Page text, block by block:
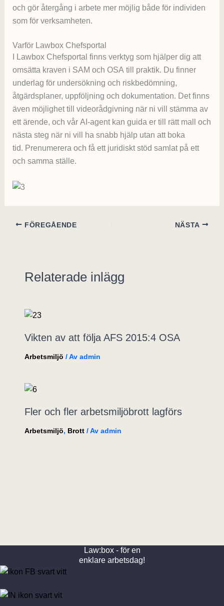
och gör återgång i arbete mer möjlig både för individen
som för verksamheten.
Varför Lawbox Chefsportal
I Lawbox Chefsportal finns verktyg som hjälper dig att
omsätta kraven i SAM och OSA till praktik. Du finner
underlag för undersökning och riskbedömning,
åtgärdsplaner, uppföljning och dokumentation. Det finns
även möjlighet till videorådgivning när ni vill stämma av
ett ärende, och vår AI-agent kan guida er till rätt mall och
nästa steg när ni vill ha snabb hjälp utan att boka
tid. Prenumerera och få ett juridiskt stöd samlat på ett
och samma ställe.
FÖREGÅENDE NÄSTA
Relaterade inlägg
Vikten av att följa AFS 2015:4 OSA
Arbetsmiljö / Av admin
Fler och fler arbetsmiljöbrott lagförs
Arbetsmiljö, Brott/ Av admin
Law:box - för en
enklare arbetsdag!